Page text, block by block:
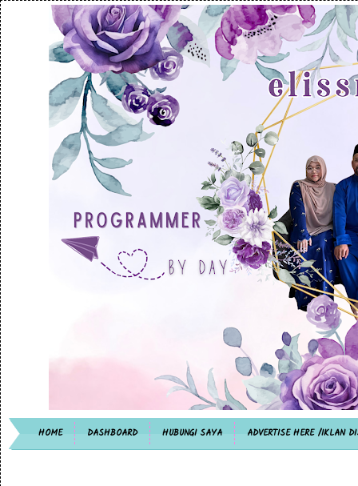
HOME DASHBOARD HUBUNGI SAYA ADVERTISE HERE /IKLAN